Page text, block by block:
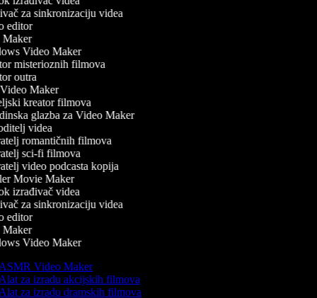
za sinkronizaciju videa
editor
Video Maker
misterioznih filmova
outra
Maker
kreator filmova
glazba za Video Maker
videa
romantičnih filmova
sci-fi filmova
video podcasta kopija
Movie Maker
izrađivač videa
za sinkronizaciju videa
editor
Video Maker
Video Maker
za izradu akcijskih filmova
za izradu dramskih filmova